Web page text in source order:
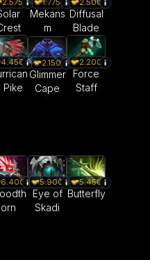
2.575 1.775
Mekans
m
2.500
Diffusal
Blade
4.450
Pike
2.150
Glimmer
Cape
2.200
Force
Staff
6.400
orn
5.900
Eye of
Skadi
5.450
Butterfly